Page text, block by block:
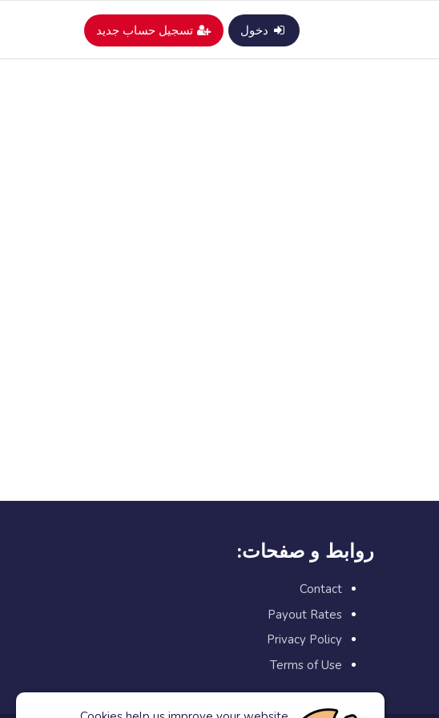
دخول تسجيل حساب جديد
روابط و صفحات:
Contact
Payout Rates
Privacy Policy
Terms of Use